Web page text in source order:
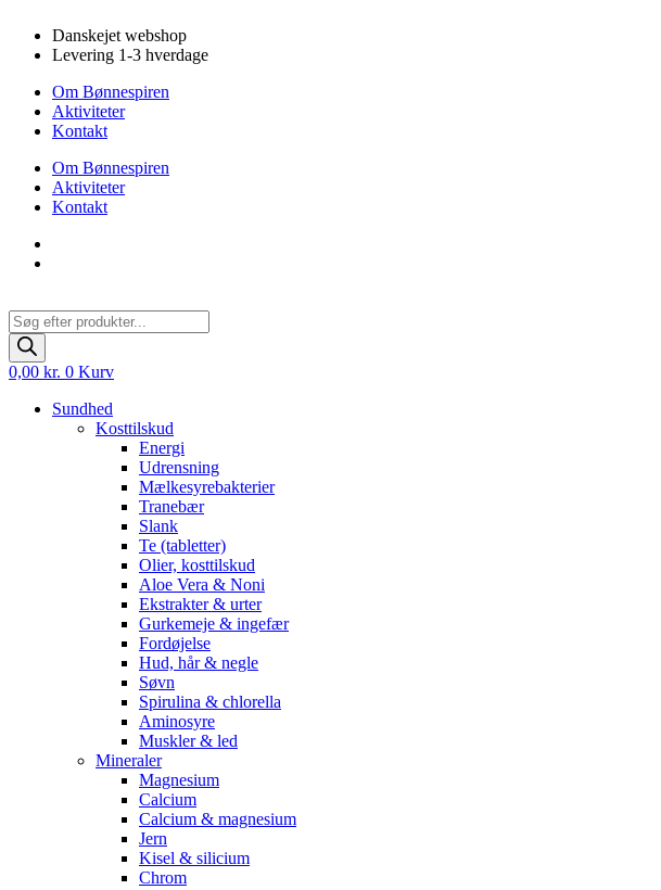
indhold
Danskejet webshop
Levering 1-3 hverdage
Om Bønnespiren
Aktiviteter
Kontakt
Om Bønnespiren
Aktiviteter
Kontakt
Products
search
0,00 kr. 0 Kurv
Sundhed
Kosttilskud
Energi
Udrensning
Mælkesyrebakterier
Tranebær
Slank
Te (tabletter)
Olier, kosttilskud
Aloe Vera & Noni
Ekstrakter & urter
Gurkemeje & ingefær
Fordøjelse
Hud, hår & negle
Søvn
Spirulina & chlorella
Aminosyre
Muskler & led
Mineraler
Magnesium
Calcium
Calcium & magnesium
Jern
Kisel & silicium
Chrom